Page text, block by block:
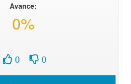
Avance:
0%
0 0